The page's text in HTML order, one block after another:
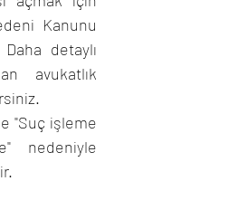
Kanunu
detaylı
avukatlık
"Suç işleme
nedeniyle